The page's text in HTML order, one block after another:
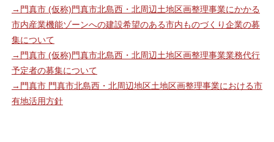
→門真市 (仮称)門真市北島西・北周辺土地区画整理事業にかかる
市内産業機能ゾーンへの建設希望のある市内ものづくり企業の募
集について
→門真市 (仮称)門真市北島西・北周辺土地区画整理事業業務代行
予定者の募集について
→門真市 門真市北島西・北周辺地区土地区画整理事業における市
有地活用方針